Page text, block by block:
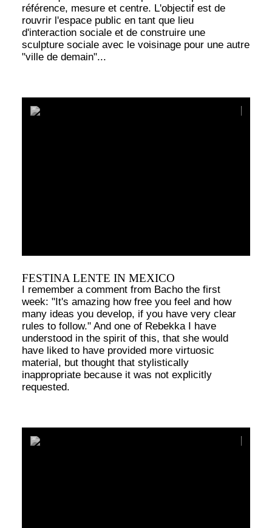
référence, mesure et centre. L'objectif est de
rouvrir l'espace public en tant que lieu
d'interaction sociale et de construire une
sculpture sociale avec le voisinage pour une autre
"ville de demain"...
FESTINA LENTE IN MEXICO
I remember a comment from Bacho the first
week: "It's amazing how free you feel and how
many ideas you develop, if you have very clear
rules to follow." And one of Rebekka I have
understood in the spirit of this, that she would
have liked to have provided more virtuosic
material, but thought that stylistically
inappropriate because it was not explicitly
requested.